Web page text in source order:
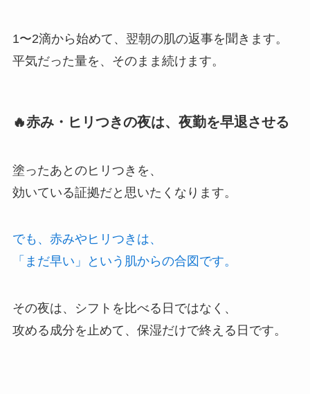
1〜2滴から始めて、翌朝の肌の返事を聞きます。
平気だった量を、そのまま続けます。
🔥赤み・ヒリつきの夜は、夜勤を早退させる
塗ったあとのヒリつきを、
効いている証拠だと思いたくなります。
でも、赤みやヒリつきは、
「まだ早い」という肌からの合図です。
その夜は、シフトを比べる日ではなく、
攻める成分を止めて、保湿だけで終える日です。